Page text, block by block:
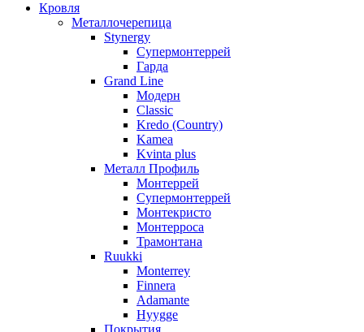
Кровля
Металлочерепица
Stynergy
Супермонтеррей
Гарда
Grand Line
Модерн
Classic
Kredo (Country)
Kamea
Kvinta plus
Металл Профиль
Монтеррей
Супермонтеррей
Монтекристо
Монтерроса
Трамонтана
Ruukki
Monterrey
Finnera
Adamante
Hyygge